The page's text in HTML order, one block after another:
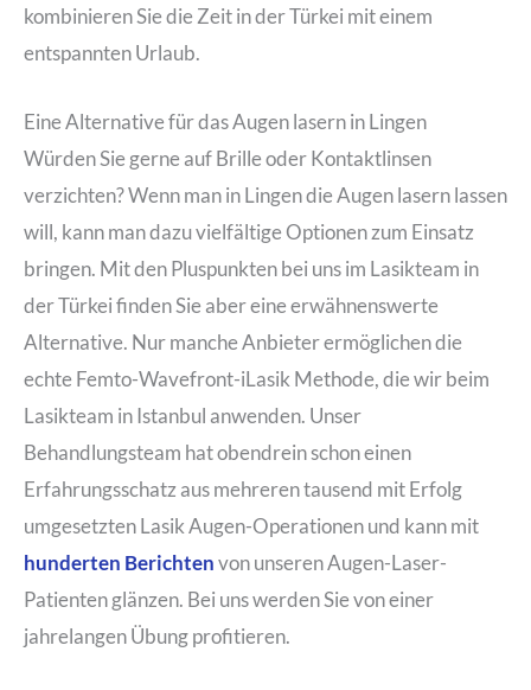
kombinieren Sie die Zeit in der Türkei mit einem
entspannten Urlaub.
Eine Alternative für das Augen lasern in Lingen
Würden Sie gerne auf Brille oder Kontaktlinsen
verzichten? Wenn man in Lingen die Augen lasern lassen
will, kann man dazu vielfältige Optionen zum Einsatz
bringen. Mit den Pluspunkten bei uns im Lasikteam in
der Türkei finden Sie aber eine erwähnenswerte
Alternative. Nur manche Anbieter ermöglichen die
echte Femto-Wavefront-iLasik Methode, die wir beim
Lasikteam in Istanbul anwenden. Unser
Behandlungsteam hat obendrein schon einen
Erfahrungsschatz aus mehreren tausend mit Erfolg
umgesetzten Lasik Augen-Operationen und kann mit
hunderten Berichtenvon unseren Augen-Laser-
Patienten glänzen. Bei uns werden Sie von einer
jahrelangen Übung profitieren.